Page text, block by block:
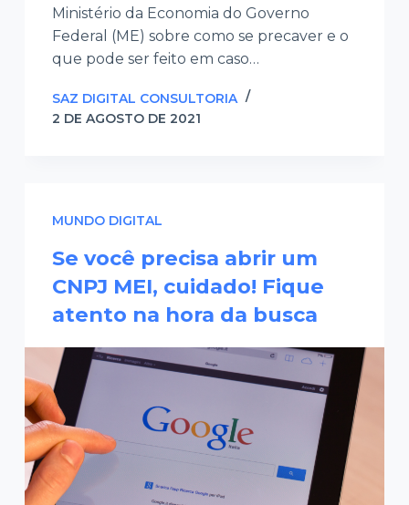
Ministério da Economia do Governo
Federal (ME) sobre como se precaver e o
que pode ser feito em caso…
SAZ DIGITAL CONSULTORIA
2 DE AGOSTO DE 2021
MUNDO DIGITAL
Se você precisa abrir um
CNPJ MEI, cuidado! Fique
atento na hora da busca